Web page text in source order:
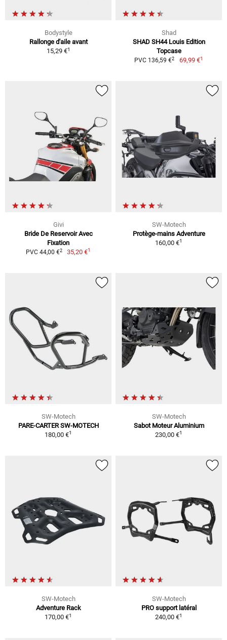
Bodystyle
Rallonge d'aile avant
15,29 €1
Shad
SHAD SH44 Louis Edition
Topcase
PVC 136,59 €2 69,99 €1
Givi
Bride De Reservoir Avec
Fixation
PVC 44,00 €2 35,20 €1
SW-Motech
Protège-mains Adventure
160,00 €1
SW-Motech
PARE-CARTER SW-MOTECH
180,00 €1
SW-Motech
Sabot Moteur Aluminium
230,00 €1
SW-Motech
Adventure Rack
170,00 €1
SW-Motech
PRO support latéral
240,00 €1